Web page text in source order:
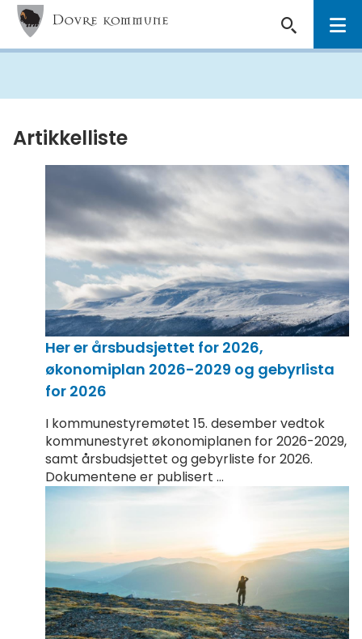
Dovre
er
Artikkelliste
Her er årsbudsjettet for 2026,
økonomiplan 2026-2029 og gebyrlista
for 2026
I kommunestyremøtet 15. desember vedtok
kommunestyret økonomiplanen for 2026-2029,
samt årsbudsjettet og gebyrliste for 2026.
Dokumentene er publisert ...